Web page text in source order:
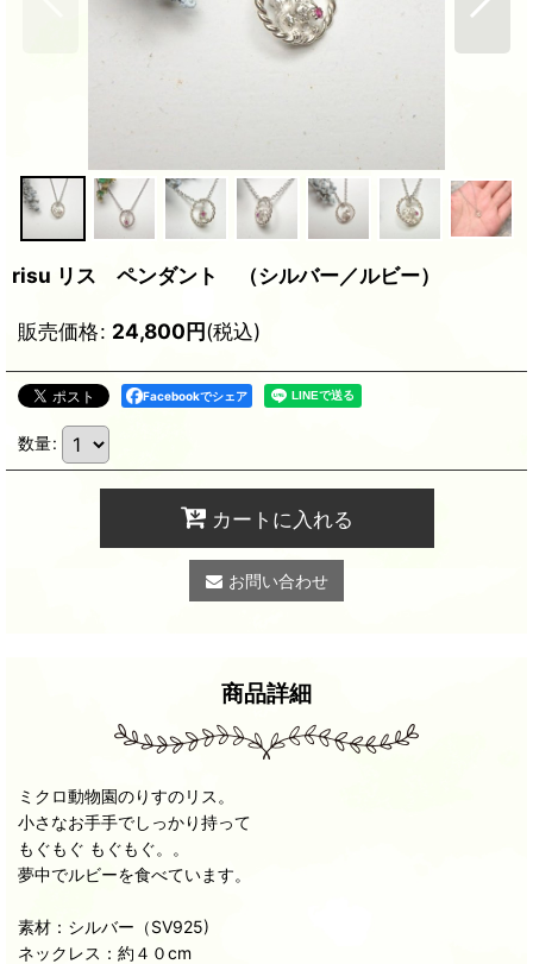
risu リス ペンダント （シルバー／ルビー）
販売価格: 24,800円(税込)
Facebookでシェア
数量:
カートに入れる
お問い合わせ
商品詳細
ミクロ動物園のりすのリス。
小さなお手手でしっかり持って
もぐもぐ もぐもぐ。。
夢中でルビーを食べています。
素材：シルバー（SV925)
ネックレス：約４０cm